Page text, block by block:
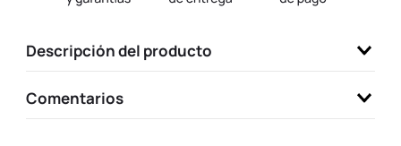
Descripción del producto
Comentarios
10. one piece